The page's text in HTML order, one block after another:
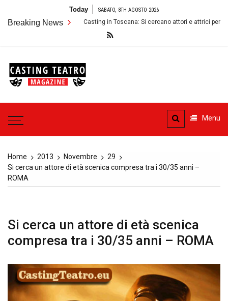
content
Today SABATO, 8TH AGOSTO 2026
Breaking NewsCasting in Toscana: Si cercano attori e attrici per uno
teatrali
Menu
Home 2013 Novembre
29
Si cerca un attore di età scenica compresa tra i 30/35 anni –
ROMA
Si cerca un attore di età scenica
compresa tra i 30/35 anni – ROMA